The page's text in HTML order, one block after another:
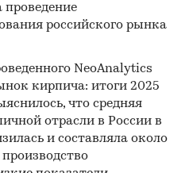
проведение
российского рынка
NeoAnalytics
кирпича: итоги 2025
что средняя
отрасли в России в
и составляла около